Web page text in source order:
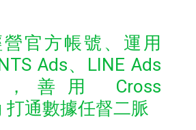
官方帳號、運用
Ads、LINE Ads
，善用 Cross
打通數據任督二脈